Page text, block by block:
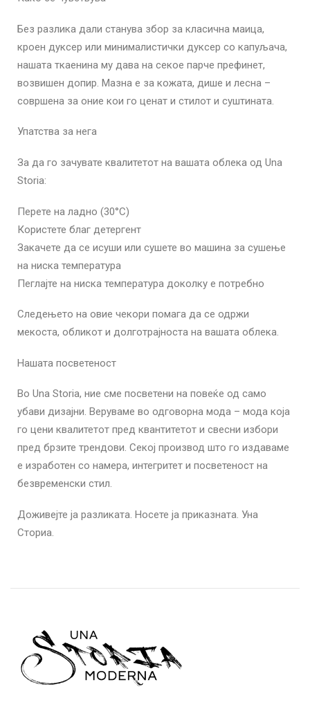
Без разлика дали станува збор за класична маица,
кроен дуксер или минималистички дуксер со капуљача,
нашата ткаенина му дава на секое парче префинет,
возвишен допир. Мазна е за кожата, дише и лесна –
совршена за оние кои го ценат и стилот и суштината.
Упатства за нега
За да го зачувате квалитетот на вашата облека од Una
Storia:
Перете на ладно (30°C)
Користете благ детергент
Закачете да се исуши или сушете во машина за сушење
на ниска температура
Пеглајте на ниска температура доколку е потребно
Следењето на овие чекори помага да се одржи
мекоста, обликот и долготрајноста на вашата облека.
Нашата посветеност
Во Una Storia, ние сме посветени на повеќе од само
убави дизајни. Веруваме во одговорна мода – мода која
го цени квалитетот пред квантитетот и свесни избори
пред брзите трендови. Секој производ што го издаваме
е изработен со намера, интегритет и посветеност на
безвременски стил.
Доживејте ја разликата. Носете ја приказната. Уна
Сториа.